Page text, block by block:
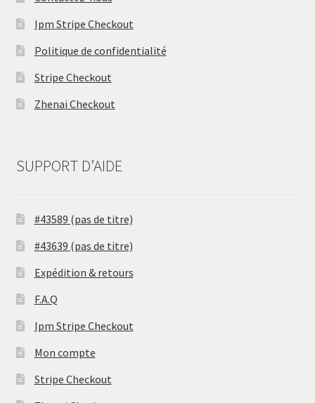
Ipm Stripe Checkout
Politique de confidentialité
Stripe Checkout
Zhenai Checkout
SUPPORT D’AIDE
#43589 (pas de titre)
#43639 (pas de titre)
Expédition & retours
F.A.Q
Ipm Stripe Checkout
Mon compte
Stripe Checkout